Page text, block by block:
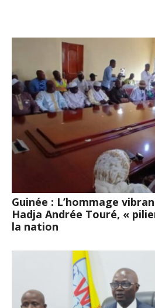
Guinée : L’hommage
Hadja Andrée Touré, «
la nation